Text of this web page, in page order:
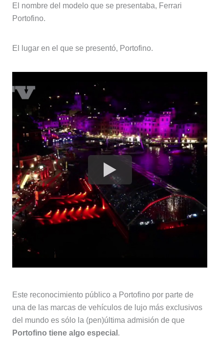
El nombre del modelo que se presentaba, Ferrari
Portofino.
El lugar en el que se presentó, Portofino.
Este reconocimiento público a Portofino por parte de
una de las marcas de vehículos de lujo más exclusivos
del mundo es sólo la (pen)última admisión de que
Portofino tiene algo especial .